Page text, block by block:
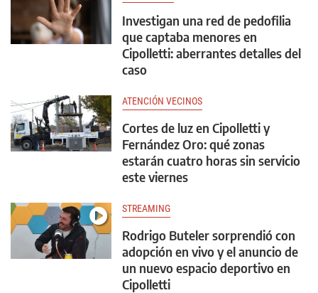
Investigan una red de pedofilia
que captaba menores en
Cipolletti: aberrantes detalles del
caso
ATENCIÓN VECINOS
Cortes de luz en Cipolletti y
Fernández Oro: qué zonas
estarán cuatro horas sin servicio
este viernes
STREAMING
Rodrigo Buteler sorprendió con
adopción en vivo y el anuncio de
un nuevo espacio deportivo en
Cipolletti